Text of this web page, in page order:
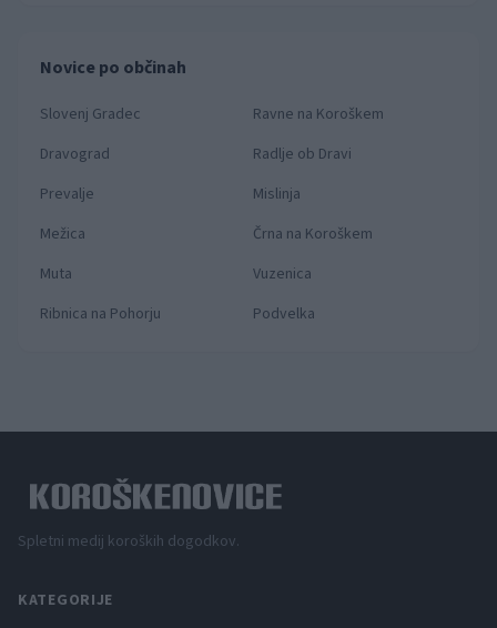
Novice po občinah
Slovenj Gradec
Ravne na Koroškem
Dravograd
Radlje ob Dravi
Prevalje
Mislinja
Mežica
Črna na Koroškem
Muta
Vuzenica
Ribnica na Pohorju
Podvelka
Spletni medij koroških dogodkov.
KATEGORIJE